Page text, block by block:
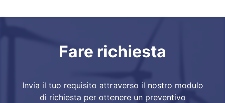
Fare richiesta
Invia il tuo requisito attraverso il nostro modulo
di richiesta per ottenere un preventivo